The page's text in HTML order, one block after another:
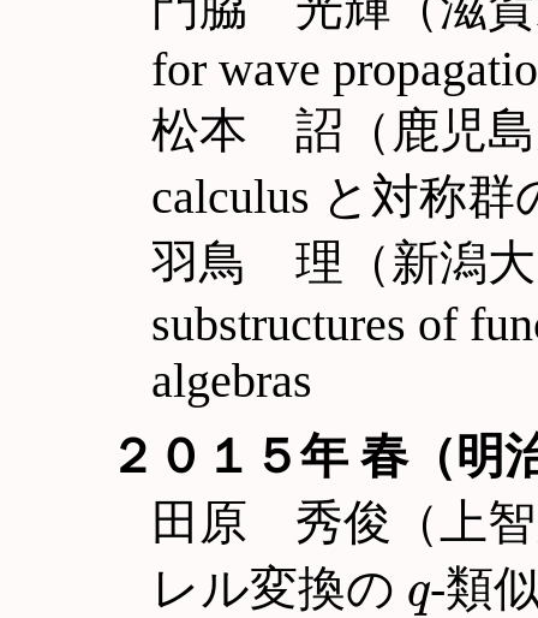
for wave
松本 詔（鹿児島
calculus と対称群
羽鳥 理（新潟大
substructures of
algebras
２０１５年 春（明
田原 秀俊（上
レル変換の
q-類